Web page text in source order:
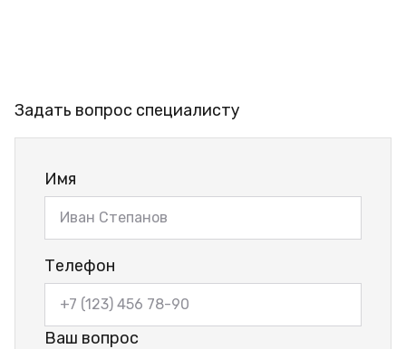
Задать вопрос специалисту
Имя
Телефон
Ваш вопрос